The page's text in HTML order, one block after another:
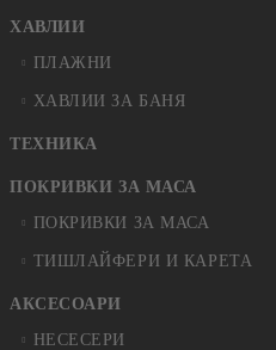
ХАВЛИИ
ПЛАЖНИ
ХАВЛИИ ЗА БАНЯ
ТЕХНИКА
ПОКРИВКИ ЗА МАСА
ПОКРИВКИ ЗА МАСА
ТИШЛАЙФЕРИ И КАРЕТА
АКСЕСОАРИ
НЕСЕСЕРИ